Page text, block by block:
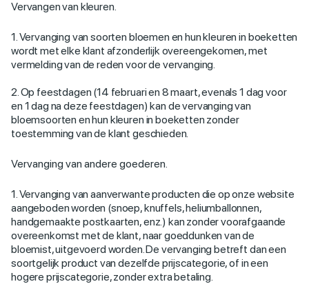
Vervangen van kleuren.
1. Vervanging van soorten bloemen en hun kleuren in boeketten
wordt met elke klant afzonderlijk overeengekomen, met
vermelding van de reden voor de vervanging.
2. Op feestdagen (14 februari en 8 maart, evenals 1 dag voor
en 1 dag na deze feestdagen) kan de vervanging van
bloemsoorten en hun kleuren in boeketten zonder
toestemming van de klant geschieden.
Vervanging van andere goederen.
1. Vervanging van aanverwante producten die op onze website
aangeboden worden (snoep, knuffels, heliumballonnen,
handgemaakte postkaarten, enz.) kan zonder voorafgaande
overeenkomst met de klant, naar goeddunken van de
bloemist, uitgevoerd worden. De vervanging betreft dan een
soortgelijk product van dezelfde prijscategorie, of in een
hogere prijscategorie, zonder extra betaling.